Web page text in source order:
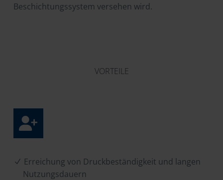
Beschichtungssystem versehen wird.
VORTEILE
Erreichung von Druckbeständigkeit und langen
Nutzungsdauern